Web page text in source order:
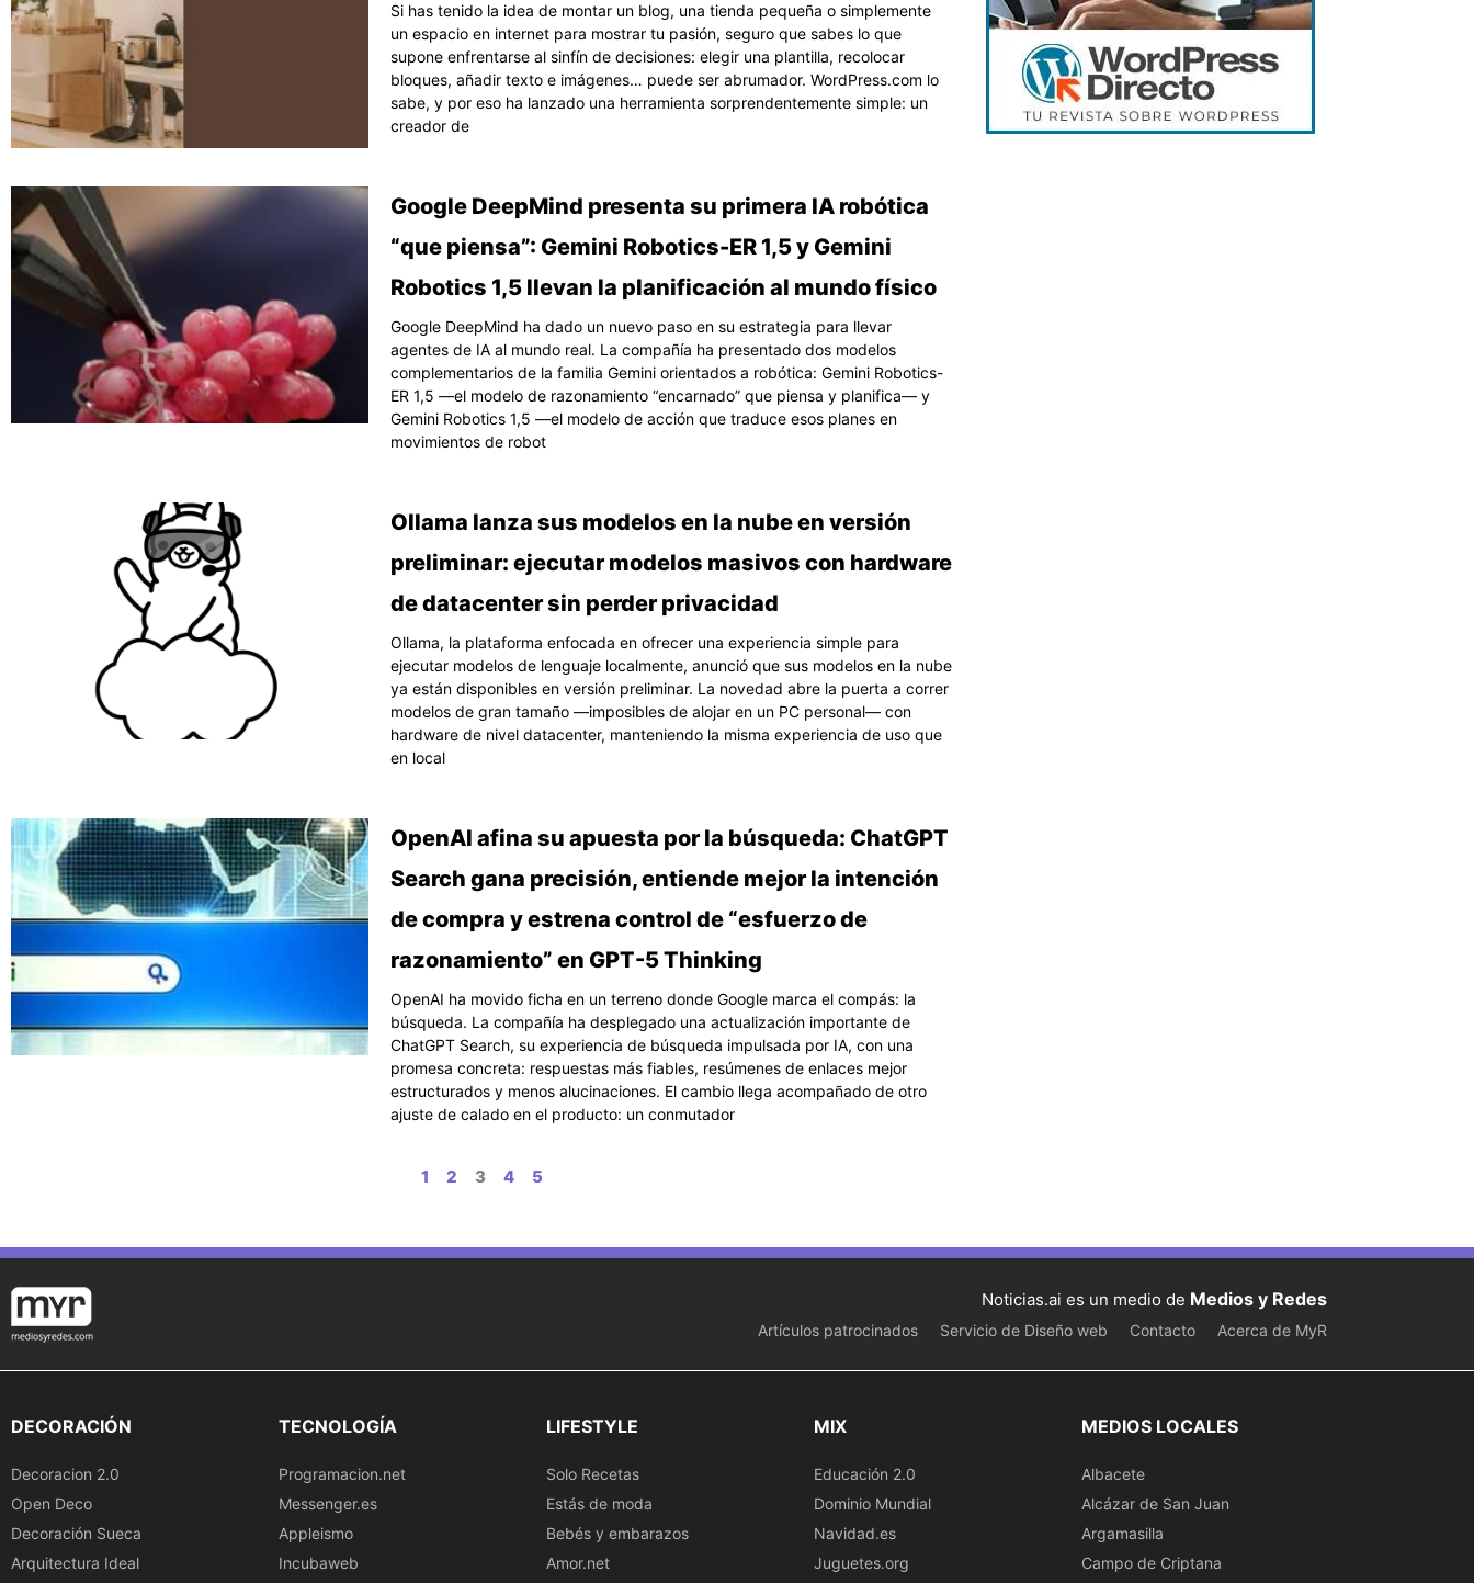
Si has tenido la idea de montar un blog, una tienda pequeña o simplemente
un espacio en internet para mostrar tu pasión, seguro que sabes lo que
supone enfrentarse al sinfín de decisiones: elegir una plantilla, recolocar
bloques, añadir texto e imágenes… puede ser abrumador. WordPress.com lo
sabe, y por eso ha lanzado una herramienta sorprendentemente simple: un
creador de
Google DeepMind presenta su primera IA robótica
“que piensa”: Gemini Robotics-ER 1,5 y Gemini
Robotics 1,5 llevan la planificación al mundo físico
Google DeepMind ha dado un nuevo paso en su estrategia para llevar
agentes de IA al mundo real. La compañía ha presentado dos modelos
complementarios de la familia Gemini orientados a robótica: Gemini Robotics-
ER 1,5 —el modelo de razonamiento “encarnado” que piensa y planifica— y
Gemini Robotics 1,5 —el modelo de acción que traduce esos planes en
movimientos de robot
Ollama lanza sus modelos en la nube en versión
preliminar: ejecutar modelos masivos con hardware
de datacenter sin perder privacidad
Ollama, la plataforma enfocada en ofrecer una experiencia simple para
ejecutar modelos de lenguaje localmente, anunció que sus modelos en la nube
ya están disponibles en versión preliminar. La novedad abre la puerta a correr
modelos de gran tamaño —imposibles de alojar en un PC personal— con
hardware de nivel datacenter, manteniendo la misma experiencia de uso que
en local
OpenAI afina su apuesta por la búsqueda: ChatGPT
Search gana precisión, entiende mejor la intención
de compra y estrena control de “esfuerzo de
razonamiento” en GPT-5 Thinking
OpenAI ha movido ficha en un terreno donde Google marca el compás: la
búsqueda. La compañía ha desplegado una actualización importante de
ChatGPT Search, su experiencia de búsqueda impulsada por IA, con una
promesa concreta: respuestas más fiables, resúmenes de enlaces mejor
estructurados y menos alucinaciones. El cambio llega acompañado de otro
ajuste de calado en el producto: un conmutador
1 2 3 4 5
Noticias.ai es un medio de Medios y Redes
Artículos patrocinados Servicio de Diseño web Contacto Acerca de MyR
DECORACIÓN
Decoracion 2.0
Open Deco
Decoración Sueca
Arquitectura Ideal
TECNOLOGÍA
Programacion.net
Messenger.es
Appleismo
Incubaweb
LIFESTYLE
Solo Recetas
Estás de moda
Bebés y embarazos
Amor.net
MIX
Educación 2.0
Dominio Mundial
Navidad.es
Juguetes.org
MEDIOS LOCALES
Albacete
Alcázar de San Juan
Argamasilla
Campo de Criptana